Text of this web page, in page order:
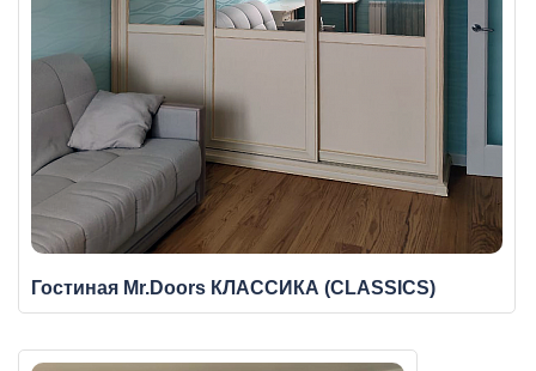
Гостиная Mr.Doors КЛАССИКА (CLASSICS)